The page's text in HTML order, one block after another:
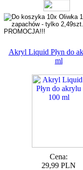
Akryl Liquid Płyn do
ml
Cena:
29,99 PLN